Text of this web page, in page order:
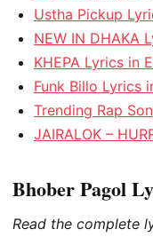
Ustha Pickup
NEW IN DHAKA
KHEPA Lyrics in
Funk Billo Lyrics
Trending Rap
JAIRALOK –
Bhober Pagol
Read the complete